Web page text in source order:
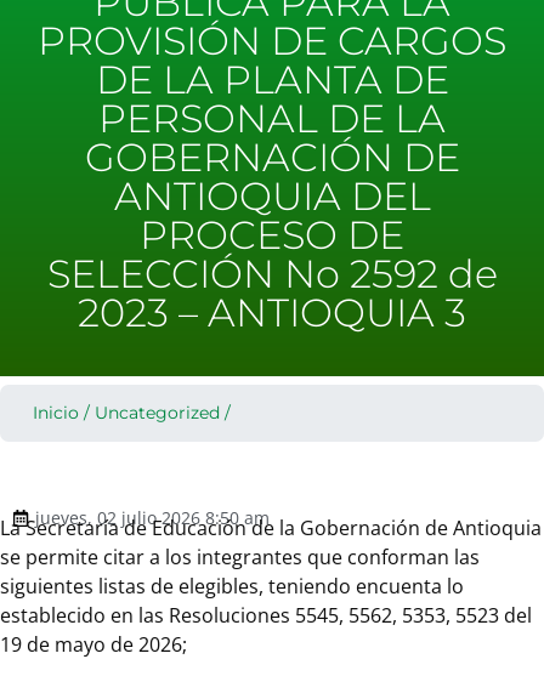
PROVISIÓN DE CARGOS
DE LA PLANTA DE
PERSONAL DE LA
GOBERNACIÓN DE
ANTIOQUIA DEL
PROCESO DE
SELECCIÓN No 2592 de
2023 – ANTIOQUIA 3
Inicio / Uncategorized /
jueves, 02 julio 2026 8:50 am
La Secretaría de Educación de la Gobernación de Antioquia
se permite citar a los integrantes que conforman las
siguientes listas de elegibles, teniendo encuenta lo
establecido en las Resoluciones 5545, 5562, 5353, 5523 del
19 de mayo de 2026;